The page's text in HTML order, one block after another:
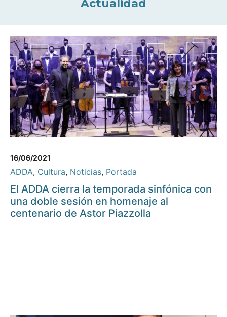
Actualidad
16/06/2021
ADDA, Cultura, Noticias, Portada
El ADDA cierra la temporada sinfónica con
una doble sesión en homenaje al
centenario de Astor Piazzolla